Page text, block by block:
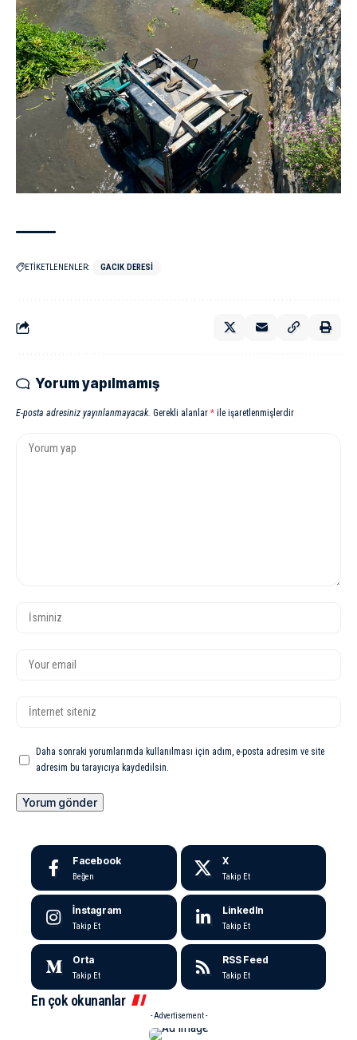
ETİKETLENENLER: GACIK DERESI
Yorum yapılmamış
E-posta adresiniz yayınlanmayacak. Gerekli alanlar * ile işaretlenmişlerdir
Daha sonraki yorumlarımda kullanılması için adım, e-posta adresim ve site
adresim bu tarayıcıya kaydedilsin.
Facebook
Beğen
X
Takip Et
İnstagram
Takip Et
LinkedIn
Takip Et
Orta
Takip Et
RSS Feed
Takip Et
En çok okunanlar
- Advertisement -